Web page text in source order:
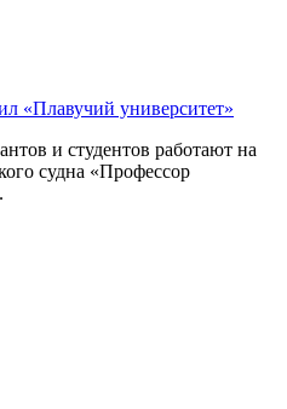
«Плавучий университет»
и студентов работают на
судна «Профессор